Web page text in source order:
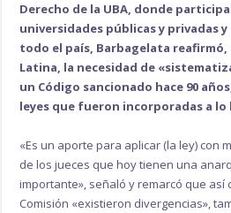
Derecho de la UBA, donde
universidades públicas y privadas
todo el país, Barbagelata reafirmó,
Latina, la necesidad de
un Código sancionado hace 90
leyes que fueron incorporadas a
«Es un aporte para aplicar (la ley) con
de los jueces que hoy tienen una
importante», señaló y remarcó que así
Comisión «existieron divergencias»,